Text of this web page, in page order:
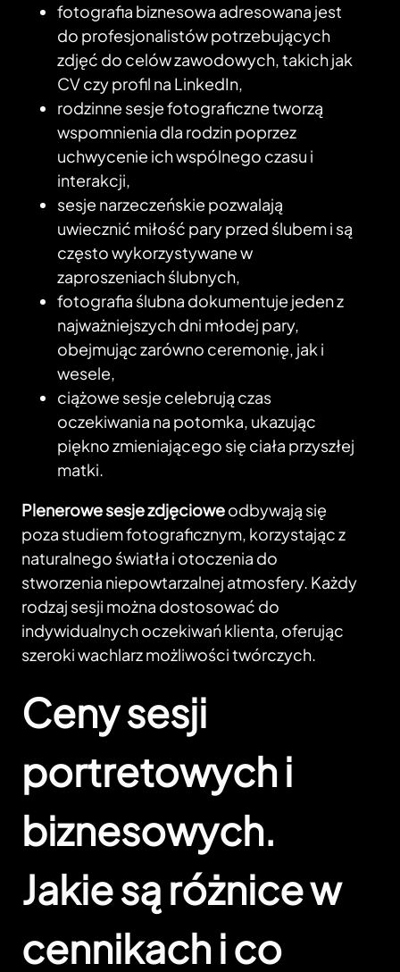
fotografia biznesowa adresowana jest
do profesjonalistów potrzebujących
zdjęć do celów zawodowych, takich jak
CV czy profil na LinkedIn,
rodzinne sesje fotograficzne tworzą
wspomnienia dla rodzin poprzez
uchwycenie ich wspólnego czasu i
interakcji,
sesje narzeczeńskie pozwalają
uwiecznić miłość pary przed ślubem i są
często wykorzystywane w
zaproszeniach ślubnych,
fotografia ślubna dokumentuje jeden z
najważniejszych dni młodej pary,
obejmując zarówno ceremonię, jak i
wesele,
ciążowe sesje celebrują czas
oczekiwania na potomka, ukazując
piękno zmieniającego się ciała przyszłej
matki.
Plenerowe sesje zdjęcioweodbywają się
poza studiem fotograficznym, korzystając z
naturalnego światła i otoczenia do
stworzenia niepowtarzalnej atmosfery. Każdy
rodzaj sesji można dostosować do
indywidualnych oczekiwań klienta, oferując
szeroki wachlarz możliwości twórczych.
Ceny sesji
portretowych i
biznesowych.
Jakie są różnice w
cennikach i co